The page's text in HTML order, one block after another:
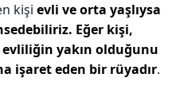
kişi evli ve orta yaşlıysa
Eğer kişi,
evliliğin yakın olduğunu
işaret eden bir rüyadır.